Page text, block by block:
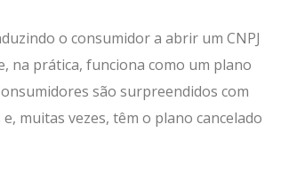
o consumidor a abrir um CNPJ
na prática, funciona como um plano
são surpreendidos com
muitas vezes, têm o plano cancelado